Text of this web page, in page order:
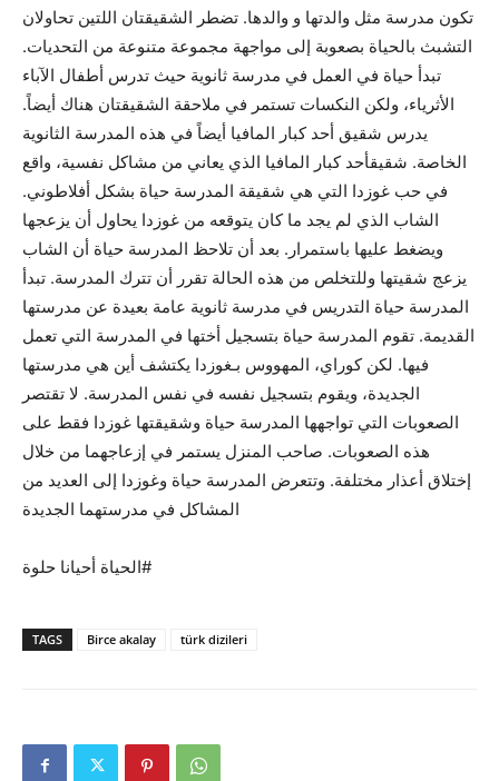
تكون مدرسة مثل والدتها و والدها. تضطر الشقيقتان اللتين تحاولان
التشبث بالحياة بصعوبة إلى مواجهة مجموعة متنوعة من التحديات.
تبدأ حياة في العمل في مدرسة ثانوية حيث تدرس أطفال الآباء
الأثرياء، ولكن النكسات تستمر في ملاحقة الشقيقتان هناك أيضاً.
يدرس شقيق أحد كبار المافيا أيضاً في هذه المدرسة الثانوية
الخاصة. شقيقأحد كبار المافيا الذي يعاني من مشاكل نفسية، واقع
في حب غوزدا التي هي شقيقة المدرسة حياة بشكل أفلاطوني.
الشاب الذي لم يجد ما كان يتوقعه من غوزدا يحاول أن يزعجها
ويضغط عليها باستمرار. بعد أن تلاحظ المدرسة حياة أن الشاب
يزعج شقيتها وللتخلص من هذه الحالة تقرر أن تترك المدرسة. تبدأ
المدرسة حياة التدريس في مدرسة ثانوية عامة بعيدة عن مدرستها
القديمة. تقوم المدرسة حياة بتسجيل أختها في المدرسة التي تعمل
فيها. لكن كوراي، المهووس بـغوزدا يكتشف أين هي مدرستها
الجديدة، ويقوم بتسجيل نفسه في نفس المدرسة. لا تقتصر
الصعوبات التي تواجهها المدرسة حياة وشقيقتها غوزدا فقط على
هذه الصعوبات. صاحب المنزل يستمر في إزعاجهما من خلال
إختلاق أعذار مختلفة. وتتعرض المدرسة حياة وغوزدا إلى العديد من
المشاكل في مدرستهما الجديدة
الحياة أحيانا حلوة#
TAGS Birce akalay türk dizileri